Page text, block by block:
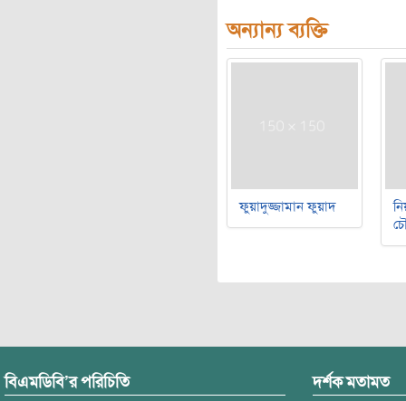
অন্যান্য ব্যক্তি
ফুয়াদুজ্জামান ফুয়াদ
বিএমডিবি’র পরিচিতি দর্শক মতামত